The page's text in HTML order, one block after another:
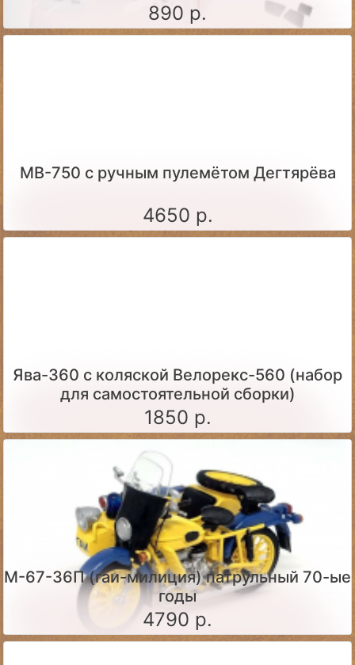
890 р.
МВ-750 с ручным пулемётом Дегтярёва
4650 р.
Ява-360 c коляской Велорекс-560 (набор
для самостоятельной сборки)
1850 р.
М-67-36П (гаи-милиция) патрульный 70-ые
годы
4790 р.